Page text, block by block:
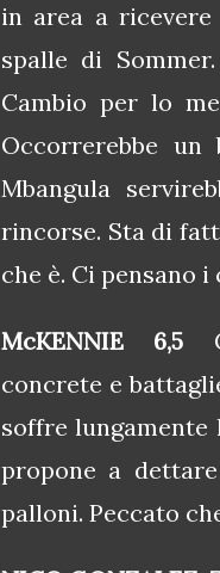
in area a
spalle di
Cambio per lo
Occorrerebbe
Mbangula
rincorse. Sta di
che è. Ci pensano
McKENNIE 6,5
concrete e
soffre lungamente
propone a
palloni. Peccato